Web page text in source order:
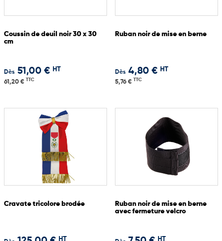
Coussin de deuil noir 30 x 30
cm
Dès 51,00 € HT
61,20 € TTC
Ruban noir de mise en berne
Dès 4,80 € HT
5,76 € TTC
Cravate tricolore brodée
HT
Ruban noir de mise en berne
avec fermeture velcro
HT